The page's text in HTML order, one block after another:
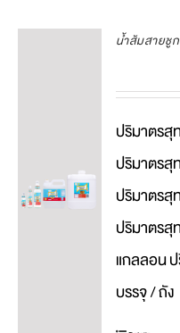
น้ำส้มสายชู
ปริมาตรสุ
ปริมาตรสุ
ปริมาตรสุ
ปริมาตรสุ
แกลลอน
บรรจุ / ถัง